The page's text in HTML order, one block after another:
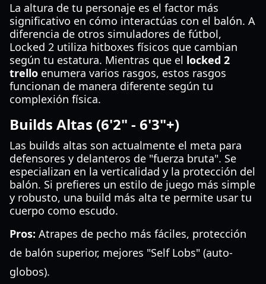
La altura de tu personaje es el factor más
significativo en cómo interactúas con el balón. A
diferencia de otros simuladores de fútbol,
Locked 2 utiliza hitboxes físicos que cambian
según tu estatura. Mientras que el locked 2
trello enumera varios rasgos, estos rasgos
funcionan de manera diferente según tu
complexión física.
Builds Altas (6'2" - 6'3"+)
Las builds altas son actualmente el meta para
defensores y delanteros de "fuerza bruta". Se
especializan en la verticalidad y la protección del
balón. Si prefieres un estilo de juego más simple
y robusto, una build más alta te permite usar tu
cuerpo como escudo.
Pros: Atrapes de pecho más fáciles, protección
de balón superior, mejores "Self Lobs" (auto-
globos).